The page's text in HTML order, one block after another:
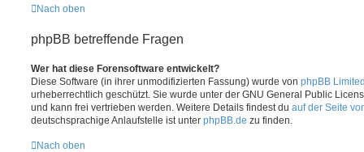
Nach oben
phpBB betreffende Fragen
Wer hat diese Forensoftware entwickelt?
Diese Software (in ihrer unmodifizierten Fassung) wurde von phpBB
urheberrechtlich geschützt. Sie wurde unter der GNU General Public
und kann frei vertrieben werden. Weitere Details findest du auf der Seite
deutschsprachige Anlaufstelle ist unter phpBB.de zu finden.
Nach oben